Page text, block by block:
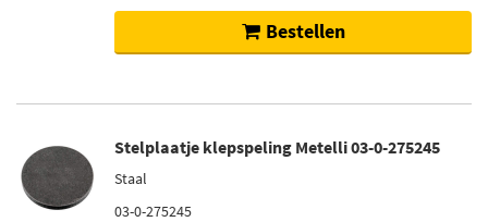
Bestellen
Stelplaatje klepspeling Metelli 03-0-275245
Staal
03-0-275245